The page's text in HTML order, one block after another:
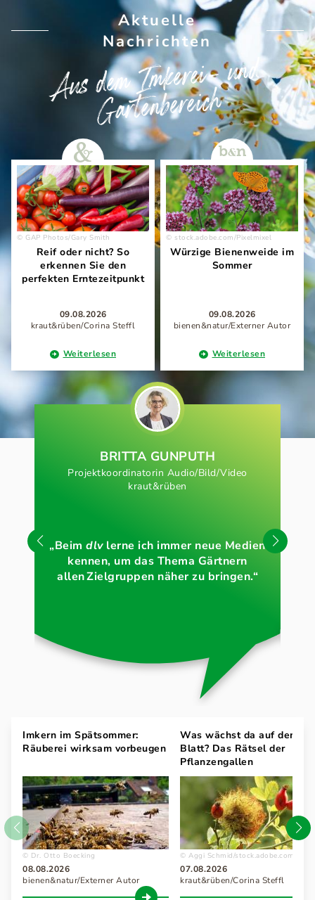
Aktuelle
Nachrichten
Aus dem Imkerei- und
Gartenbereich
GAP Photos/Gary Smith
Reif oder nicht? So
erkennen Sie den
perfekten Erntezeitpunkt
09.08.2026
kraut&rüben/Corina Steffl
Weiterlesen
stock.adobe.com/Pixelmixel
Würzige Bienenweide im
Sommer
09.08.2026
bienen&natur/Externer Autor
Weiterlesen
BRITTA GUNPUTH
Projektkoordinatorin Audio/Bild/Video
kraut&rüben
„Beim dlvlerne ich immer neue Medien
kennen, um das Thema Gärtnern
allen Zielgruppen näher zu bringen.“
Imkern im Spätsommer:
Räuberei wirksam vorbeugen
Dr. Otto Boecking
08.08.2026
bienen&natur/Externer Autor
Was wächst da auf dem
Blatt? Das Rätsel der
Pflanzengallen
Aggi Schmid/stock.adobe.com
07.08.2026
kraut&rüben/Corina Steffl